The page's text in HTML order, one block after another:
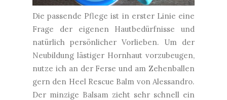
Die passende Pflege ist in erster Linie eine
Frage der eigenen Hautbedürfnisse und
natürlich persönlicher Vorlieben. Um der
Neubildung lästiger Hornhaut vorzubeugen,
nutze ich an der Ferse und am Zehenballen
gern den Heel Rescue Balm von Alessandro.
Der minzige Balsam zieht sehr schnell ein